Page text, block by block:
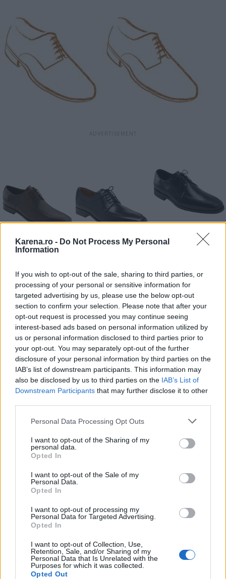
Karena.ro - Do Not Process My Personal
Information
If you wish to opt-out of the sale, sharing to third parties, or
processing of your personal or sensitive information for
targeted advertising by us, please use the below opt-out
section to confirm your selection. Please note that after your
opt-out request is processed you may continue seeing
interest-based ads based on personal information utilized by
us or personal information disclosed to third parties prior to
your opt-out. You may separately opt-out of the further
disclosure of your personal information by third parties on the
IAB’s list of downstream participants. This information may
also be disclosed by us to third parties on the IAB’s List of
Downstream Participants that may further disclose it to other
Please note that this website/app uses one or more Google
not limited to your visit or usage behaviour. You may click to
grant or deny consent to Google and its third-party tags to
use your data for below specified purposes in below Google
consent section.
Personal Data Processing Opt Outs
I want to opt-out of the Sharing of my
personal data.
Opted In
I want to opt-out of the Sale of my
Personal Data.
Opted In
I want to opt-out of processing my
Personal Data for Targeted Advertising.
Opted In
I want to opt-out of Collection, Use,
Retention, Sale, and/or Sharing of my
Personal Data that Is Unrelated with the
Purposes for which it was collected.
Opted Out
In poze : Hugo Boss, Calvin Klein, Florsheim
AE Allen Edmonds, Salvatore Ferragamo,
Mezlam
O alta clasificare a pantofilor barbatesti o
constituie prezenta sau absenta unei cusaturi
In cazul evenimentelor, prezenta cusaturii
implica o atitudine mai formala adoptata de
purtator. La urma urmei, alegerile noastre
vestimentare comunica informatii despre
Vezi ultimele doua poze din seria de mai sus.
Stilul Loafer
Loaferii sau mocasinii sunt destinati